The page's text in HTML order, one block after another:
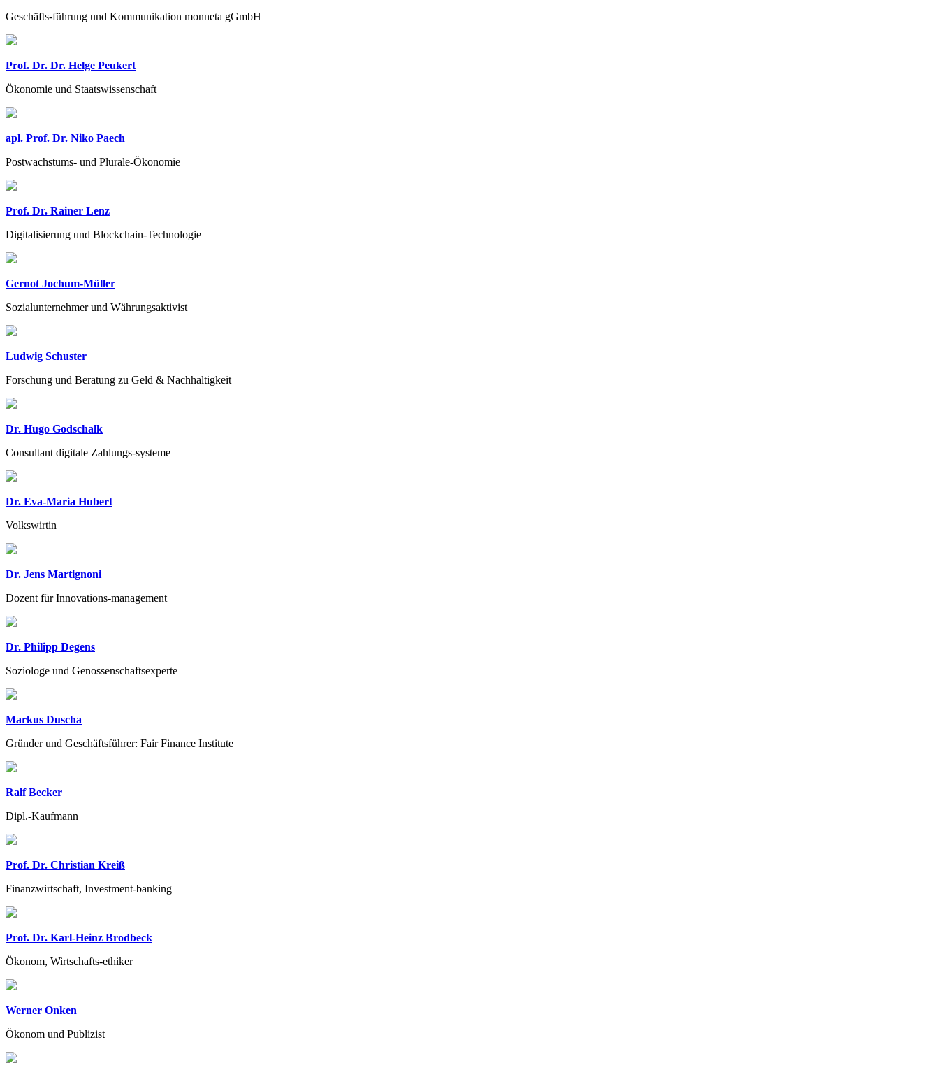
Geschäfts-führung und Kommunikation monneta gGmbH
Prof. Dr. Dr. Helge Peukert
Ökonomie und Staatswissenschaft
apl. Prof. Dr. Niko Paech
Postwachstums- und Plurale-Ökonomie
Prof. Dr. Rainer Lenz
Digitalisierung und Blockchain-Technologie
Gernot Jochum-Müller
Sozialunternehmer und Währungsaktivist
Ludwig Schuster
Forschung und Beratung zu Geld & Nachhaltigkeit
Dr. Hugo Godschalk
Consultant digitale Zahlungs-systeme
Dr. Eva-Maria Hubert
Volkswirtin
Dr. Jens Martignoni
Dozent für Innovations-management
Dr. Philipp Degens
Soziologe und Genossenschaftsexperte
Markus Duscha
Gründer und Geschäftsführer: Fair Finance Institute
Ralf Becker
Dipl.-Kaufmann
Prof. Dr. Christian Kreiß
Finanzwirtschaft, Investment-banking
Prof. Dr. Karl-Heinz Brodbeck
Ökonom, Wirtschafts-ethiker
Werner Onken
Ökonom und Publizist